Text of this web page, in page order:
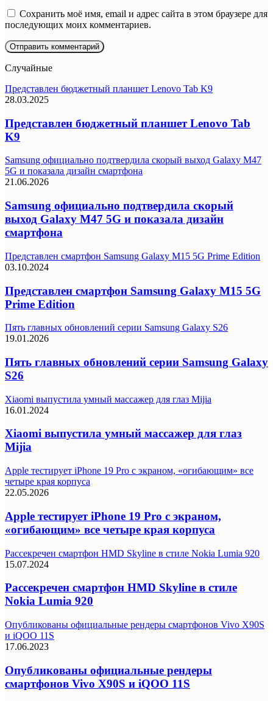
Сохранить моё имя, email и адрес сайта в этом браузере для
последующих моих комментариев.
Случайные
Представлен бюджетный планшет Lenovo Tab K9
28.03.2025
Представлен бюджетный планшет Lenovo Tab
K9
Samsung официально подтвердила скорый выход Galaxy M47
5G и показала дизайн смартфона
21.06.2026
Samsung официально подтвердила скорый
выход Galaxy M47 5G и показала дизайн
смартфона
Представлен смартфон Samsung Galaxy M15 5G Prime Edition
03.10.2024
Представлен смартфон Samsung Galaxy M15 5G
Prime Edition
Пять главных обновлений серии Samsung Galaxy S26
19.01.2026
Пять главных обновлений серии Samsung Galaxy
S26
Xiaomi выпустила умный массажер для глаз Mijia
16.01.2024
Xiaomi выпустила умный массажер для глаз
Mijia
Apple тестирует iPhone 19 Pro с экраном, «огибающим» все
четыре края корпуса
22.05.2026
Apple тестирует iPhone 19 Pro с экраном,
«огибающим» все четыре края корпуса
Рассекречен смартфон HMD Skyline в стиле Nokia Lumia 920
15.07.2024
Рассекречен смартфон HMD Skyline в стиле
Nokia Lumia 920
Опубликованы официальные рендеры смартфонов Vivo X90S
и iQOO 11S
17.06.2023
Опубликованы официальные рендеры
смартфонов Vivo X90S и iQOO 11S